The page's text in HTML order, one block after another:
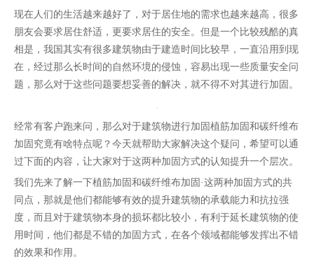
["wechat","weibo","qzone","douban","email"]
现在人们的生活越来越好了，对于居住地的需求也越来越高，很多
朋友会要求居住舒适，更要求居住的安全。但是一个比较残酷的真
相是，我国其实有很多建筑物由于建造时间比较早，一直沿用到现
在，经过那么长时间的自然环境的侵蚀，容易出现一些质量安全问
题，那么对于这些问题要想妥善的解决，就不得不对其进行加固。
经常有客户跑来问，那么对于建筑物进行加固植筋加固和碳纤维布
加固究竟有啥特点呢？今天就帮助大家解决这个疑问，希望可以通
过下面的内容，让大家对于这两种加固方式的认知提升一个层次。
我们先来了解一下植筋加固和碳纤维布加固·这两种加固方式的共
同点，那就是他们都能够有效的提升建筑物的承载能力和抗拉强
度，而且对于建筑物本身的损坏都比较小，有利于延长建筑物的使
用时间，他们都是不错的加固方式，在各个领域都能够发挥出不错
的效果和作用。